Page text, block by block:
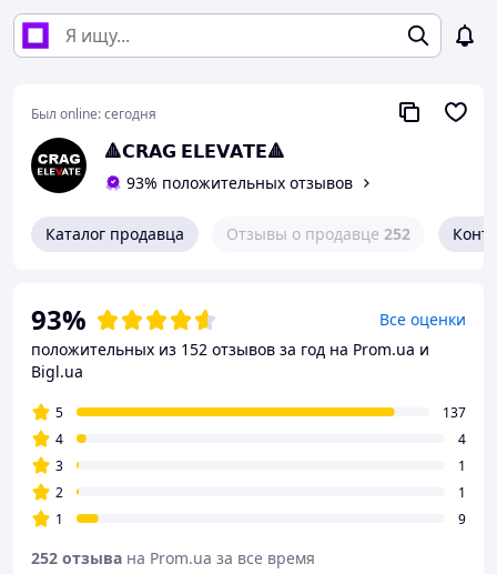
Был online:сегодня
🔺𝗖𝗥𝗔𝗚 𝗘𝗟𝗘𝗩𝗔𝗧𝗘🔺
93% положительных отзывов
Каталог продавца Отзывы о продавце 252
93%
Все оценки
положительных из 152 отзывов за год на Prom.ua и
Bigl.ua
5
137
4
4
3
1
2
1
1
9
252 отзыва на Prom.ua за все время